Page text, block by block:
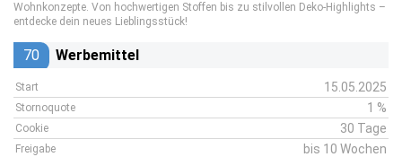
Wohnkonzepte. Von hochwertigen Stoffen bis zu stilvollen Deko-Highlights –
entdecke dein neues Lieblingsstück!
70 Werbemittel
Start 15.05.2025
Stornoquote 1 %
Cookie 30 Tage
Freigabe bis 10 Wochen